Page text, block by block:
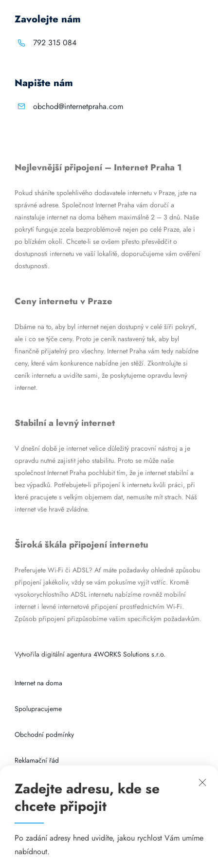
Zavolejte nám
792 315 084
Napište nám
obchod@internetpraha.com
Nejlevnější připojení – Internet Praha 1
Pokud sháníte spolehlivého dodavatele internetu v Praze, jste na
správné adrese. Společnost Internet Praha vám doručí a
nainstaluje internet na doma během maximálně 2 – 3 dnů. Naše
pokrytí funguje zcela bezproblémově nejen po celé Praze, ale i
po blízkém okolí. Chcete-li se ovšem přesto přesvědčit o
dostupnosti internetu ve vaší lokalitě, doporučujeme vám ověření
dostupnosti.
Ceny internetu v Praze
Dbáme na to, aby byl internet nejen dostupný v celé šíři pokrytí,
ale i co se týče ceny. Proto je ceník nastavený tak, aby byl
finančně přijatelný pro všechny. Internet Praha vám tedy nabídne
ceny, které vám konkurence nabídne jen stěží. Zkontrolujte si
ceník internetu a uvidíte sami, že poskytujeme opravdu levný
internet.
Stabilní a levný internet
V dnešní době je internet velice důležitý pracovní nástroj a je
opravdu nutné zajistit jeho stabilitu. Proto se může naše
společnost Internet Praha pochlubit tím, že je internet stabilní a
bez výpadků. Potřebujete-li připojení k internetu kvůli práci, při
které pracujete s velkým objemem dat, nemusíte mít strach. Náš
internet vše hravě zvládne.
Široká škála připojení internetu
Preferujete Wi-Fi či ADSL? Ať máte požadavky ohledně způsobu
připojení jakékoliv, vždy se vám pokusíme vyjít vstříc. Kromě
vysokorychlostního ADSL internetu nabízíme rovněž mobilní
internet i levné internetové připojení prostřednictvím Wi-Fi.
Způsob připojení přizpůsobíme vašim specifickým požadavkům.
Vytvořila digitální agentura 4WORKS Solutions s.r.o.
Internet na doma
Spolupracujeme
Obchodní podmínky
Reklamační řád
Připojení k internetu
Odkazy
Katalog A-seznam.cz
Zadejte adresu, kde se
chcete připojit
Po zadání adresy hned uvidíte, jakou rychlost Vám umíme
nabídnout.